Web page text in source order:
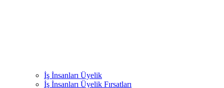
İş İnsanları Üyelik
İş İnsanları Üyelik Fırsatları